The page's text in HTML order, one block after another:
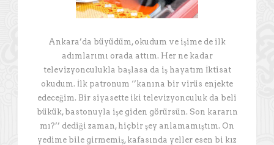
Ankara’da büyüdüm, okudum ve işime de ilk
adımlarımı orada attım. Her ne kadar
televizyonculukla başlasa da iş hayatım İktisat
okudum. İlk patronum ‘’kanına bir virüs enjekte
edeceğim. Bir siyasette iki televizyonculuk da beli
bükük, bastonuyla işe giden görürsün. Son kararın
mı?’’ dediği zaman, hiçbir şey anlamamıştım. On
yedime bile girmemiş, kafasında yeller esen bi kız